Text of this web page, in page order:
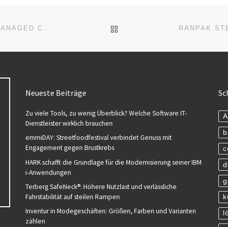
KELVION ZUM ZWEITEN MAL IN FOLGE ALS BEST MANAGED COMPANY AUSGEZEICHNET ZURÜCK ZUR
Neueste Beiträge
Zu viele Tools, zu wenig Überblick? Welche Software IT-
Dienstleister wirklich brauchen
emmiDAY: Streetfoodfestival verbindet Genuss mit
Engagement gegen Brustkrebs
HARK schafft die Grundlage für die Modernisierung seiner IBM
i-Anwendungen
Terberg SafeNeck®: Höhere Nutzlast und verlässliche
Fahrstabilität auf steilen Rampen
Inventur in Modegeschäften: Größen, Farben und Varianten
zählen